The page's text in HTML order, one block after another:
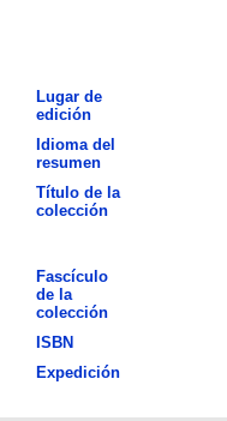
Lugar de
edición
Idioma del
resumen
Título de la
colección
Fascículo
de la
colección
ISBN
Expedición